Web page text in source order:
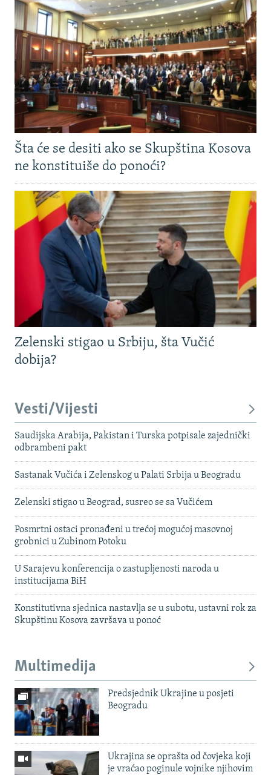
Šta će se desiti ako se Skupština Kosova
ne konstituiše do ponoći?
Zelenski stigao u Srbiju, šta Vučić
dobija?
Vesti/Vijesti
Saudijska Arabija, Pakistan i Turska potpisale zajednički
odbrambeni pakt
Sastanak Vučića i Zelenskog u Palati Srbija u Beogradu
Zelenski stigao u Beograd, susreo se sa Vučićem
Posmrtni ostaci pronađeni u trećoj mogućoj masovnoj
grobnici u Zubinom Potoku
U Sarajevu konferencija o zastupljenosti naroda u
institucijama BiH
Konstitutivna sjednica nastavlja se u subotu, ustavni rok za
Skupštinu Kosova završava u ponoć
Multimedija
Predsjednik Ukrajine u posjeti
Beogradu
Ukrajina se oprašta od čovjeka koji
je vraćao poginule vojnike njihovim